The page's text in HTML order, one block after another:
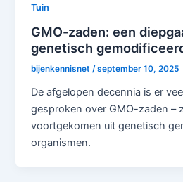
Tuin
GMO-zaden: een
genetisch
bijenkennisnet/september 10, 2025
De afgelopen decennia is er
gesproken over GMO-zaden –
voortgekomen uit genetisch
organismen.